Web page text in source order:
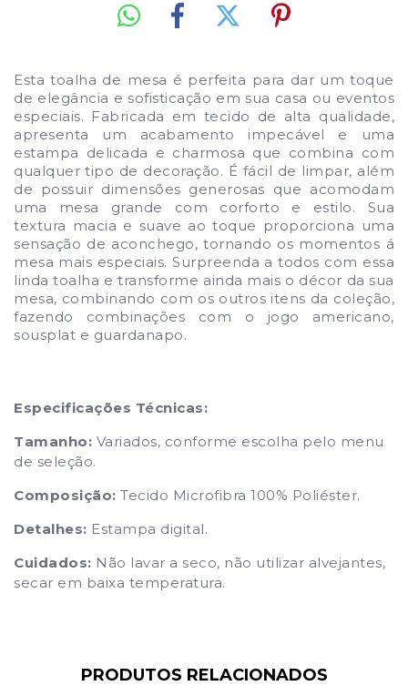
Esta toalha de mesa é perfeita para dar um toque
de elegância e sofisticação em sua casa ou eventos
especiais. Fabricada em tecido de alta qualidade,
apresenta um acabamento impecável e uma
estampa delicada e charmosa que combina com
qualquer tipo de decoração. É fácil de limpar, além
de possuir dimensões generosas que acomodam
uma mesa grande com corforto e estilo. Sua
textura macia e suave ao toque proporciona uma
sensação de aconchego, tornando os momentos á
mesa mais especiais. Surpreenda a todos com essa
linda toalha e transforme ainda mais o décor da sua
mesa, combinando com os outros itens da coleção,
fazendo combinações com o jogo americano,
sousplat e guardanapo.
Especificações Técnicas:
Tamanho: Variados, conforme escolha pelo menu
de seleção.
Composição: Tecido Microfibra 100% Poliéster.
Detalhes: Estampa digital.
Cuidados: Não lavar a seco, não utilizar alvejantes,
secar em baixa temperatura.
PRODUTOS RELACIONADOS